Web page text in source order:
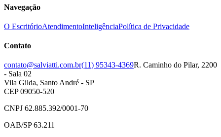
Navegação
O EscritórioAtendimentoInteligênciaPolítica de Privacidade
Contato
contato@salviatti.com.br(11) 95343-4369R. Caminho do Pilar, 2200
- Sala 02
Vila Gilda, Santo André - SP
CEP 09050-520
CNPJ 62.885.392/0001-70
OAB/SP 63.211